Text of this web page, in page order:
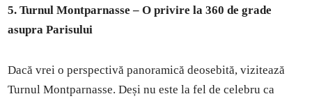
5. Turnul Montparnasse – O privire la 360 de grade
asupra Parisului
Dacă vrei o perspectivă panoramică deosebită, vizitează
Turnul Montparnasse. Deși nu este la fel de celebru ca